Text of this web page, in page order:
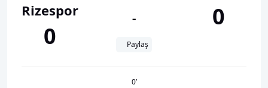
Rizespor
0
-
Paylaş
0
0’